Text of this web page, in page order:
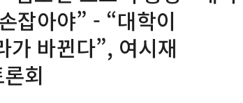
잡아야” - “대학이
가 바뀐다”, 여시재
회